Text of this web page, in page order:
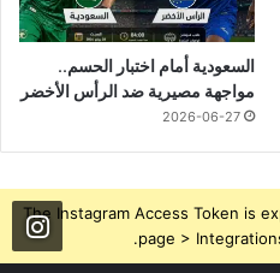
السعودية أمام اختبار الحسم..
مواجهة مصيرية ضد الرأس الأخضر
2026-06-27
The Instagram Access Token is
page >